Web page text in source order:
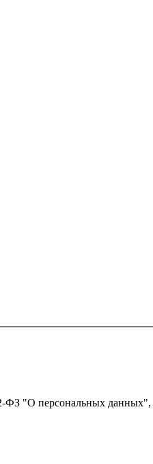
ФЗ "О персональных данных",